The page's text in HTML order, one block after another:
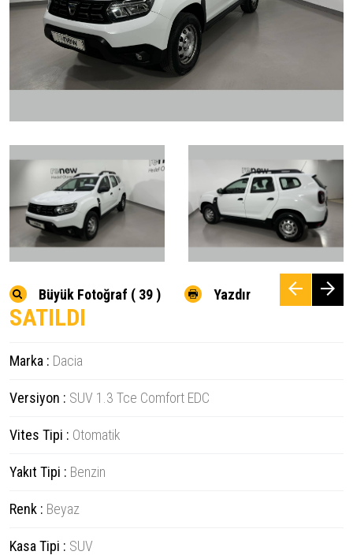
Büyük Fotoğraf ( 39 ) Yazdır
SATILDI
Marka : Dacia
Versiyon : SUV 1.3 Tce Comfort EDC
Vites Tipi : Otomatik
Yakıt Tipi : Benzin
Renk : Beyaz
Kasa Tipi : SUV